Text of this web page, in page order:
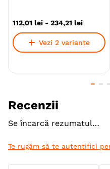
Talie
Varsta
Calitate Hrana
112,01 lei - 234,21 lei
Vezi 2 variante
Recenzii
Se încarcă rezumatul…
Te rugăm să te autentifici